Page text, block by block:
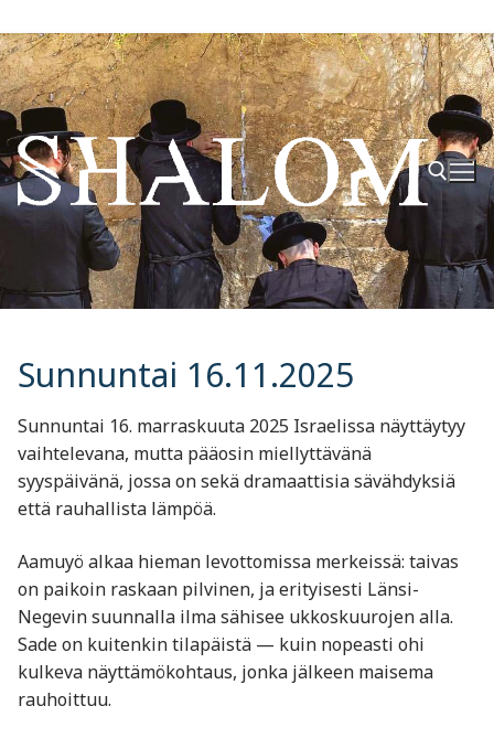
Hyppää
sisältöön
Hae:
Sunnuntai 16.11.2025
Sunnuntai 16. marraskuuta 2025 Israelissa näyttäytyy
vaihtelevana, mutta pääosin miellyttävänä
syyspäivänä, jossa on sekä dramaattisia sävähdyksiä
että rauhallista lämpöä.
Aamuyö alkaa hieman levottomissa merkeissä: taivas
on paikoin raskaan pilvinen, ja erityisesti Länsi-
Negevin suunnalla ilma sähisee ukkoskuurojen alla.
Sade on kuitenkin tilapäistä — kuin nopeasti ohi
kulkeva näyttämökohtaus, jonka jälkeen maisema
rauhoittuu.